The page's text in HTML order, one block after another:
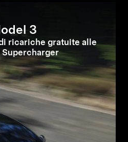
3
ricariche gratuite alle